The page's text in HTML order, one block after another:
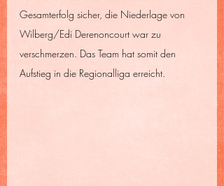
Gesamterfolg sicher, die Niederlage von
Wilberg/Edi Derenoncourt war zu
verschmerzen. Das Team hat somit den
Aufstieg in die Regionalliga erreicht.